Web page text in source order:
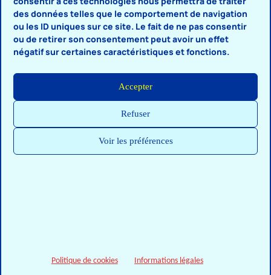
des données telles que le comportement de navigation
ou les ID uniques sur ce site. Le fait de ne pas consentir
ou de retirer son consentement peut avoir un effet
négatif sur certaines caractéristiques et fonctions.
Accepter
Refuser
Voir les préférences
Politique de cookies Informations légales
2018
EuroPN
⇑